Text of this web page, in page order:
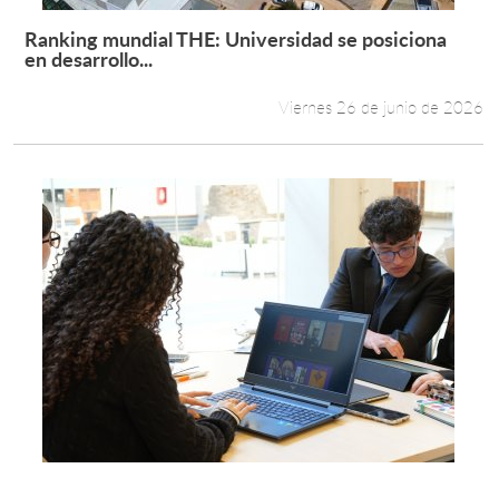
Leer más +
Ranking mundial THE: Universidad se posiciona
en desarrollo...
Viernes 26 de junio de 2026